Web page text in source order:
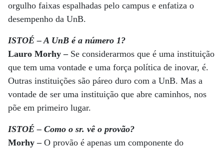
orgulho faixas espalhadas pelo campus e enfatiza o
desempenho da UnB.
ISTOÉ – A UnB é a número 1?
Lauro Morhy –Se considerarmos que é uma instituição
que tem uma vontade e uma força política de inovar, é.
Outras instituições são páreo duro com a UnB. Mas a
vontade de ser uma instituição que abre caminhos, nos
põe em primeiro lugar.
ISTOÉ – Como o sr. vê o provão?
Morhy –O provão é apenas um componente do